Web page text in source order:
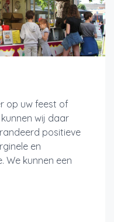
op uw feest of
wij daar
positieve
en
We kunnen een